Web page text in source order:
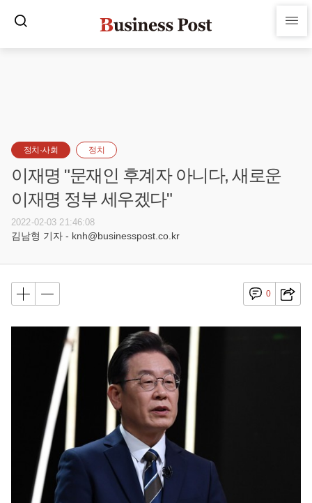
정치·사회 정치
이재명 "문재인 후계자 아니다, 새로운
이재명 정부 세우겠다"
2022-02-03 21:46:08
김남형 기자 - knh@businesspost.co.kr
0